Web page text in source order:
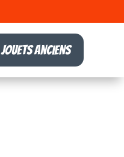
Jouets anciens